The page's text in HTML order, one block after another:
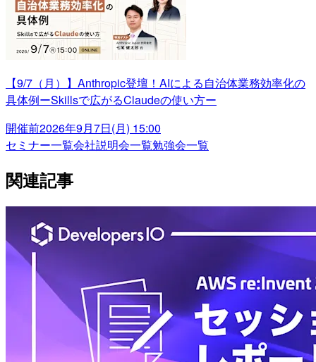
【9/7（月）】Anthropic登壇！AIによる自治体業務効率化の
具体例ーSkillsで広がるClaudeの使い方ー
開催前2026年9月7日(月) 15:00
セミナー一覧会社説明会一覧勉強会一覧
関連記事